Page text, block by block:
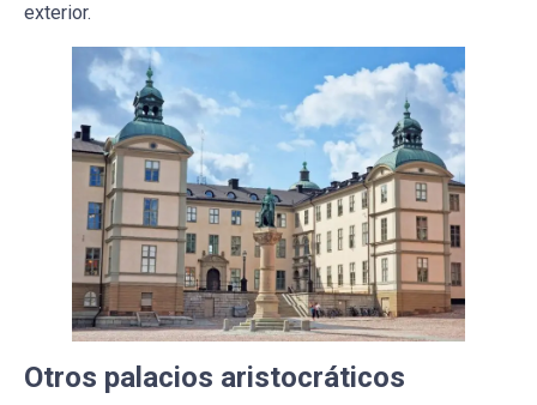
exterior.
Otros palacios aristocráticos